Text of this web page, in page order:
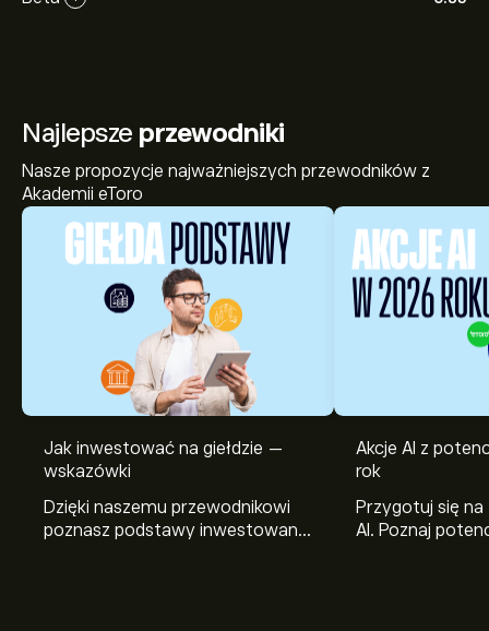
Najlepsze przewodniki
Nasze propozycje najważniejszych przewodników z
Akademii eToro
Jak inwestować na giełdzie —
wskazówki
Dzięki naszemu przewodnikowi
poznasz podstawy inwestowania
Akcje AI z
rok
Przygotuj się
AI. Poznaj